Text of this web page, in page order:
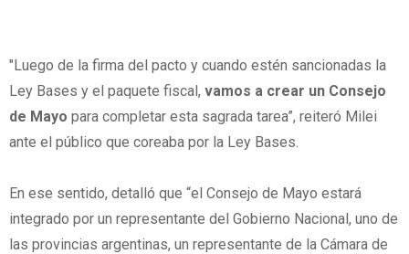
"Luego de la firma del pacto y cuando estén sancionadas la
Ley Bases y el paquete fiscal, vamos a crear un Consejo
de Mayo para completar esta sagrada tarea”, reiteró Milei
ante el público que coreaba por la Ley Bases.
En ese sentido, detalló que “el Consejo de Mayo estará
integrado por un representante del Gobierno Nacional, uno de
las provincias argentinas, un representante de la Cámara de